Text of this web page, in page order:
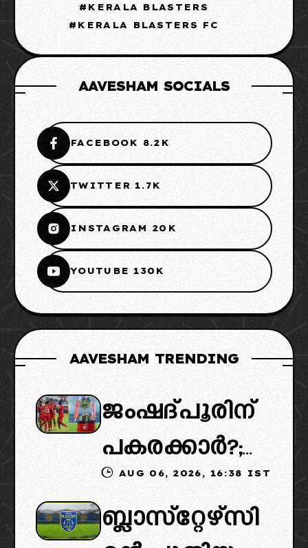
KERALA BLASTERS
KERALA BLASTERS FC
AAVESHAM SOCIALS
FACEBOOK 8.2K
TWITTER 1.7K
INSTAGRAM 20K
YOUTUBE 130K
AAVESHAM TRENDING
ജംഷദ്പൂരിന്
പകരക്കാർ?;
ഐഎസ്എല്ലി
ൽ പുതിയ
AUG 06, 2026, 16:38 IST
ബ്ലാസ്‌റ്റേഴ്‌സി